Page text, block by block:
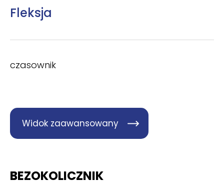
Fleksja
czasownik
Widok zaawansowany
BEZOKOLICZNIK